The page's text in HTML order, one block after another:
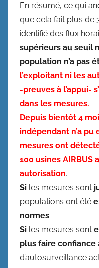
En résumé, ce qui
que cela fait plus de
identifié des flux
supérieurs au seuil
population n’a pas
l’exploitant ni les
-preuves à l’appui-
dans les mesures.
Depuis bientôt 4
indépendant n’a
mesures ont
100 usines AIRBUS
autorisation.
Si les mesures sont
populations ont été
normes.
Si les mesures sont
plus faire confiance
d’autosurveillance